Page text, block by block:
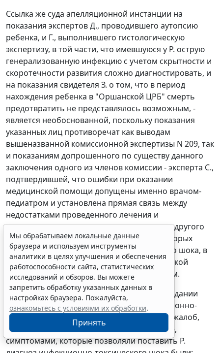
Ссылка же суда апелляционной инстанции на
показания экспертов Д., проводившего аутопсию
ребенка, и Г., выполнившего гистологическую
экспертизу, в той части, что имевшуюся у Р. острую
генерализованную инфекцию с учетом скрытности и
скоротечности развития сложно диагностировать, и
на показания свидетеля З. о том, что в период
нахождения ребенка в "Оршанской ЦРБ" смерть
предотвратить не представлялось возможным, -
является необоснованной, поскольку показания
указанных лиц противоречат как выводам
вышеназванной комиссионной экспертизы N 209, так
и показаниям допрошенного по существу данного
заключения одного из членов комиссии - эксперта С.,
подтвердившей, что ошибки при оказании
медицинской помощи допущены именно врачом-
педиатром и установлена прямая связь между
недостатками проведенного лечения и
наступлением смерти, а также показаниям другого
члена комиссии - инфекциониста П., из которых
следует, что на первой стадии токсического шока, в
котором находилась Р., оказание медицинской
помощи, как правило, бывает эффективным.
Кроме того, допрошенный в судебном заседании
эксперт Ш. пояснил, что признаки инфекционно-
токсического шока ставятся на основании жалоб,
анализов и обследований. В данном случае,
симптомами, которые позволяли поставить Р.
Мы обрабатываем локальные данные
браузера и используем инструменты
аналитики в целях улучшения и обеспечения
работоспособности сайта, статистических
исследований и обзоров. Вы можете
запретить обработку указанных данных в
настройках браузера. Пожалуйста,
ознакомьтесь с условиями их обработки.
Принять